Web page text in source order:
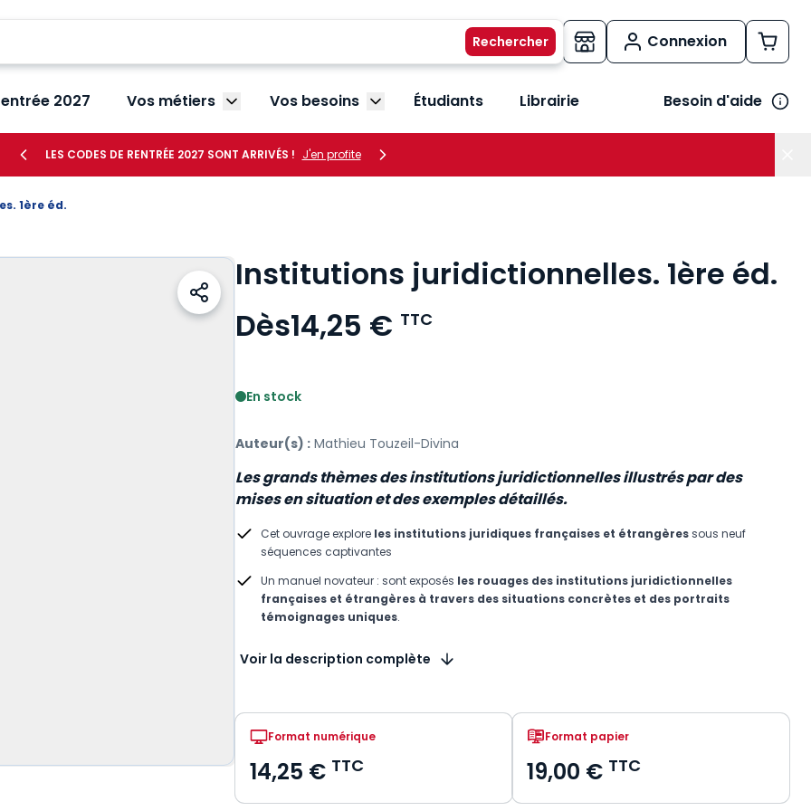
Connexion
2027 Vos métiers Afficher le sous-menu Vos métiers
Vos besoins Afficher le sous-menu Vos besoins
Étudiants Librairie Besoin d'aide
LES CODES DE RENTRÉE 2027 SONT ARRIVÉS ! J'en profite
1ère éd.
Institutions juridictionnelles. 1ère éd.
Dès14,25 € TTC
En stock
Auteur(s) : Mathieu Touzeil-Divina
Les grands thèmes des institutions juridictionnelles illustrés par des
mises en situation et des exemples détaillés.
Cet ouvrage explore les institutions juridiques françaises et étrangèressous neuf
séquences captivantes
Un manuel novateur : sont exposés les rouages des institutions juridictionnelles
françaises et étrangères à travers des situations concrètes et des portraits
témoignages uniques.
Voir la description complète
Format numérique
14,25 € TTC
Format papier
19,00 € TTC